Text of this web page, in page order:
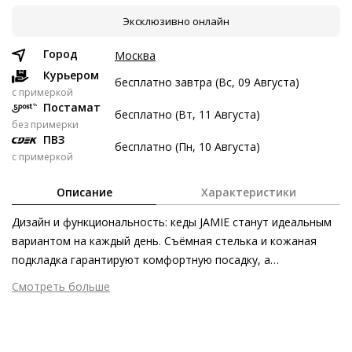
22 авг
5 сен
Без переплат
Долями
Разделите стоимость покупки
Заплатите сейчас только часть, а оставшееся будем
Затем по 3 747 ₽ раз в 2 недели
Эксклюзивно онлайн
Город
Москва
Курьером
c примеркой
бесплатно завтра (Вс, 09 Августа)
Постамат
без примерки
бесплатно (Вт, 11 Августа)
ПВЗ
с примеркой
бесплатно (Пн, 10 Августа)
Описание Характеристики
Дизайн и функциональность: кеды JAMIE станут идеальным
вариантом на каждый день. Съёмная стелька и кожаная
подкладка гарантируют комфортную посадку, а
минималистичный внешний вид сделает пару незаменимым
помошником в гардеробе.
Смотреть больше